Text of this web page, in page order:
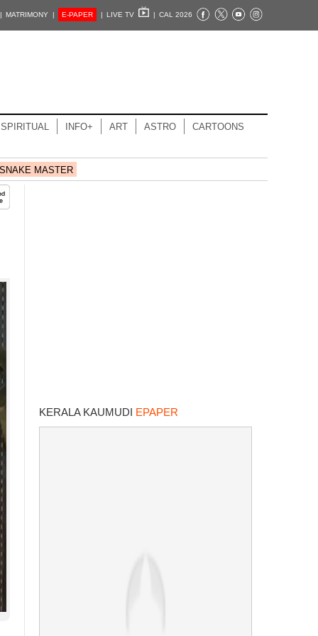
MATRIMONY | E-PAPER | LIVE TV | CAL 2026
SPIRITUAL INFO+ ART ASTRO CARTOONS
MASTER
KERALA KAUMUDI EPAPER